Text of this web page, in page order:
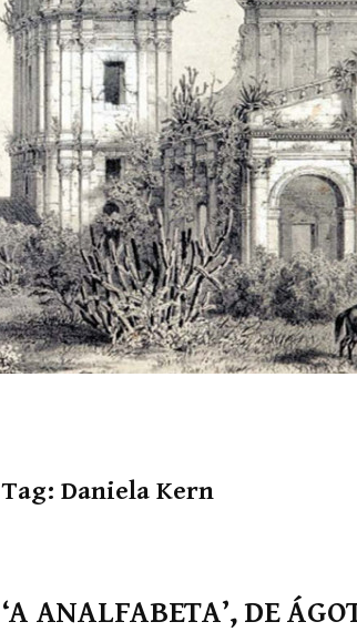
Tag: Daniela Kern
‘A ANALFABETA’, DE